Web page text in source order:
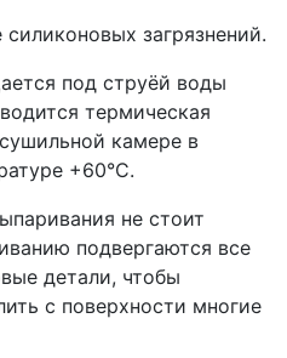
загрязнений.
под струёй воды
термическая
камере в
+60°С.
не стоит
подвергаются все
детали, чтобы
с поверхности многие